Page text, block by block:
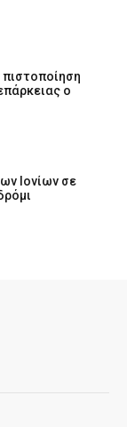
ο
Ιονίων σε